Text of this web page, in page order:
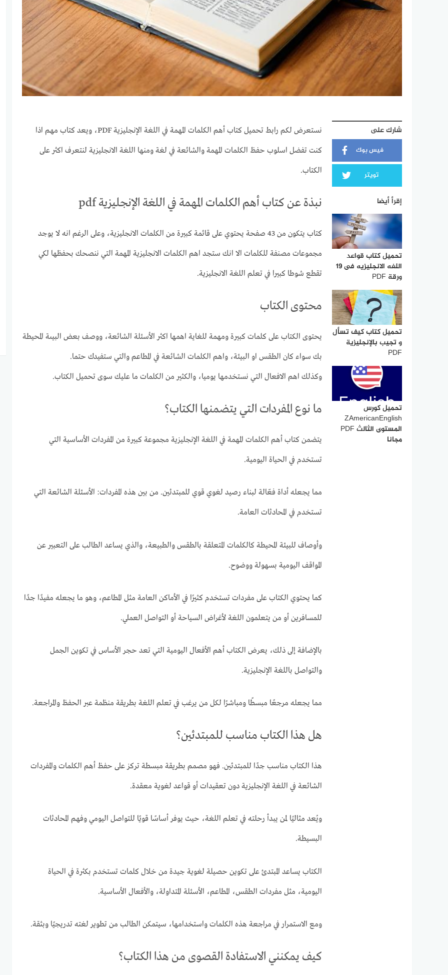
شارك على
فيس بوك
تويتر
إقرأ أيضا
تحميل كتاب قواعد
اللغه الانجليزيه فى 19
ورقة PDF
تحميل كتاب كيف تسأل
و تجيب بالإنجليزية
PDF
تحميل كورس
ZAmericanEnglish
المستوى الثالث PDF
مجانا
نستعرض لكم رابط تحميل كتاب أهم الكلمات المهمة في اللغة الإنجليزية PDF، ويعد كتاب مهم اذا
كنت تفضل اسلوب حفظ الكلمات المهمة والشائعة في لغة ومنها اللغة الانجليزية لنتعرف اكثر على
الكتاب.
نبذة عن كتاب أهم الكلمات المهمة في اللغة الإنجليزية pdf
كتاب يتكون من 43 صفحة يحتوي على قائمة كبيرة من الكلمات الانجليزية، وعلى الرغم انه لا يوجد
مجموعات مصنفة للكلمات الا انك ستجد اهم الكلمات الانجليزية المهمة التي ننصحك بحفظها لكي
تقطع شوطا كبيرا في تعلم اللغة الانجليزية.
محتوى الكتاب
يحتوى الكتاب على كلمات كبيرة ومهمة للغاية اهمها اكثر الأسئلة الشائعة، ووصف بعض البيىة المحيطة
بك سواء كان الطقس او البيئة، واهم الكلمات الشائعة في المطاعم والتي ستفيدك حتما.
وكذلك اهم الافعال التي نستخدمها يوميا، والكثير من الكلمات ما عليك سوى تحميل الكتاب.
ما نوع المفردات التي يتضمنها الكتاب؟
يتضمن كتاب أهم الكلمات المهمة في اللغة الإنجليزية مجموعة كبيرة من المفردات الأساسية التي
تستخدم في الحياة اليومية.
مما يجعله أداة فعّالة لبناء رصيد لغوي قوي للمبتدئين. من بين هذه المفردات: الأسئلة الشائعة التي
تستخدم في المحادثات العامة.
وأوصاف للبيئة المحيطة كالكلمات المتعلقة بالطقس والطبيعة، والذي يساعد الطالب على التعبير عن
المواقف اليومية بسهولة ووضوح.
كما يحتوي الكتاب على مفردات تستخدم كثيرًا في الأماكن العامة مثل المطاعم، وهو ما يجعله مفيدًا جدًا
للمسافرين أو من يتعلمون اللغة لأغراض السياحة أو التواصل العملي.
بالإضافة إلى ذلك، يعرض الكتاب أهم الأفعال اليومية التي تعد حجر الأساس في تكوين الجمل
والتواصل باللغة الإنجليزية.
مما يجعله مرجعًا مبسطًا ومباشرًا لكل من يرغب في تعلم اللغة بطريقة منظمة عبر الحفظ والمراجعة.
هل هذا الكتاب مناسب للمبتدئين؟
هذا الكتاب مناسب جدًا للمبتدئين. فهو مصمم بطريقة مبسطة تركز على حفظ أهم الكلمات والمفردات
الشائعة في اللغة الإنجليزية دون تعقيدات أو قواعد لغوية معقدة.
ويُعد مثاليًا لمن يبدأ رحلته في تعلم اللغة، حيث يوفر أساسًا قويًا للتواصل اليومي وفهم المحادثات
البسيطة.
الكتاب يساعد المبتدئ على تكوين حصيلة لغوية جيدة من خلال كلمات تستخدم بكثرة في الحياة
اليومية، مثل مفردات الطقس، المطاعم، الأسئلة المتداولة، والأفعال الأساسية.
ومع الاستمرار في مراجعة هذه الكلمات واستخدامها، سيتمكن الطالب من تطوير لغته تدريجيًا وبثقة.
كيف يمكنني الاستفادة القصوى من هذا الكتاب؟